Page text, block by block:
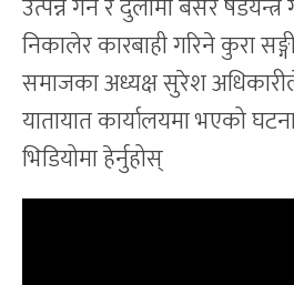
उत्पन्न गर्ने र दुलोमा बसेर
निकालेर कारबाही गरिने कुरा
समाजका अध्यक्ष सुरेश
यातायात कार्यालयमा भएको
भिडियोमा हेर्नुहोस्